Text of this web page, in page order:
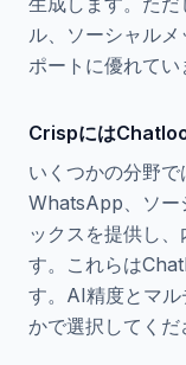
ル、ソーシャル
ポートに優れてい
Crispには
いくつかの分野で
WhatsApp、ソー
ックスを提供し
す。これらは
す。AI精度とマ
かで選択してくだ